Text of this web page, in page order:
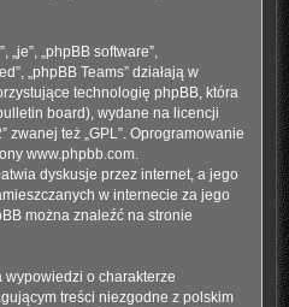
„je”, „phpBB software”,
„phpBB Teams” działają w
technologię phpBB, która
board), wydane na licencji
” zwanej też „GPL”. Oprogramowanie
www.phpbb.com.
dyskusje przez internet, a jego
w internecie za jego
można znaleźć na stronie
o charakterze
treści niezgodne z polskim